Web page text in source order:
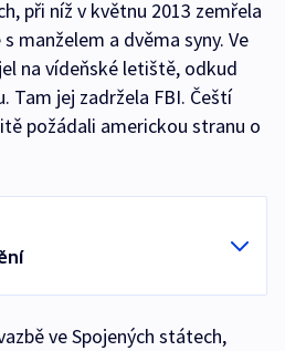
při níž v květnu 2013 zemřela
manželem a dvěma syny. Ve
na vídeňské letiště, odkud
Tam jej zadržela FBI. Čeští
požádali americkou stranu o
ve Spojených státech,